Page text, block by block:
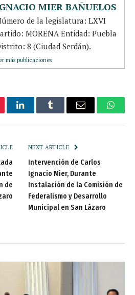
MIER BAÑUELOS
de la legislatura: LXVI
MORENA Entidad: Puebla
8 (Ciudad Serdán).
más publicaciones
LinkedInTumblr Email
de
NEXT ARTICLE
Intervención de Carlos
Ignacio Mier, Durante
Instalación de la Comisión de
Federalismo y Desarrollo
Municipal en San Lázaro